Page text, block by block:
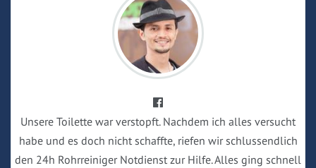
Unsere Toilette war verstopft. Nachdem ich alles versucht
habe und es doch nicht schaffte, riefen wir schlussendlich
den 24h Rohrreiniger Notdienst zur Hilfe. Alles ging schnell